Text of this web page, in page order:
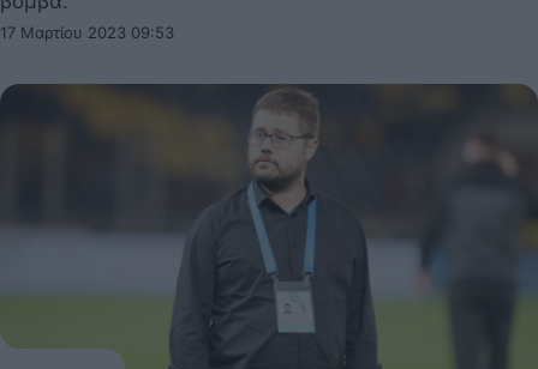
17 Μαρτίου 2023 09:53